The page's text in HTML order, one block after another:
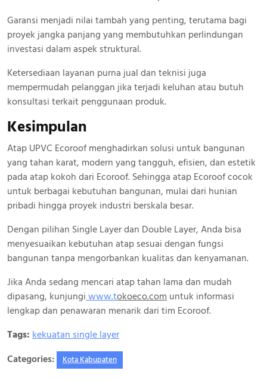
Garansi menjadi nilai tambah yang penting, terutama bagi
proyek jangka panjang yang membutuhkan perlindungan
investasi dalam aspek struktural.
Ketersediaan layanan purna jual dan teknisi juga
mempermudah pelanggan jika terjadi keluhan atau butuh
konsultasi terkait penggunaan produk.
Kesimpulan
Atap UPVC Ecoroof menghadirkan solusi untuk bangunan
yang tahan karat, modern yang tangguh, efisien, dan estetik
pada atap kokoh dari Ecoroof. Sehingga atap Ecoroof cocok
untuk berbagai kebutuhan bangunan, mulai dari hunian
pribadi hingga proyek industri berskala besar.
Dengan pilihan Single Layer dan Double Layer, Anda bisa
menyesuaikan kebutuhan atap sesuai dengan fungsi
bangunan tanpa mengorbankan kualitas dan kenyamanan.
Jika Anda sedang mencari atap tahan lama dan mudah
dipasang, kunjungi www.tokoeco.com untuk informasi
lengkap dan penawaran menarik dari tim Ecoroof.
Tags: kekuatan single layer
Categories:
Kota Kabupaten